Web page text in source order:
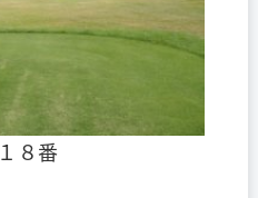
１８番